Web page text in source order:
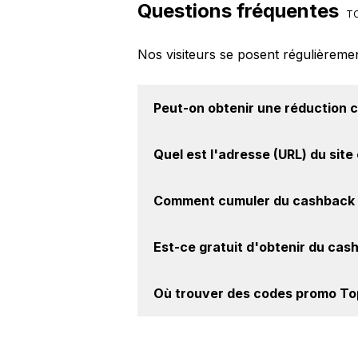
Questions fréquentes
Nos visiteurs se posent
Peut-on obtenir une réduction
le site web de Topbiz.fr. Ce
Quel est l'adresse (URL) du site
intéressant de vérifier l'URL du
Comment cumuler du
le cashback, réalisez votre
Est-ce gratuit d'obtenir du
Topbiz.fr. Oui, c'est donc gratuit
Où trouver des codes promo